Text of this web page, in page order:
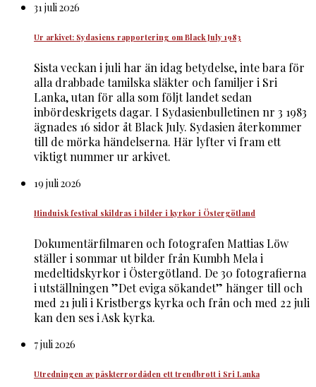
31 juli 2026
Ur arkivet: Sydasiens rapportering om Black July 1983
Sista veckan i juli har än idag betydelse, inte bara för
alla drabbade tamilska släkter och familjer i Sri
Lanka, utan för alla som följt landet sedan
inbördeskrigets dagar. I Sydasienbulletinen nr 3 1983
ägnades 16 sidor åt Black July. Sydasien återkommer
till de mörka händelserna. Här lyfter vi fram ett
viktigt nummer ur arkivet.
19 juli 2026
Hinduisk festival skildras i bilder i kyrkor i Östergötland
Dokumentärfilmaren och fotografen Mattias Löw
ställer i sommar ut bilder från Kumbh Mela i
medeltidskyrkor i Östergötland. De 30 fotografierna
i utställningen ”Det eviga sökandet” hänger till och
med 21 juli i Kristbergs kyrka och från och med 22 juli
kan den ses i Ask kyrka.
7 juli 2026
Utredningen av påskterrordåden ett trendbrott i Sri Lanka